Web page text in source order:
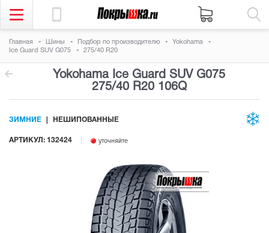
Главная Шины Подбор по производителю
Yokohama
Ice Guard SUV G075
275/40 R20
Yokohama Ice Guard SUV G075
275/40 R20 106Q
АРТИКУЛ: 132424 уточняйте
ЗИМНИЕ НЕШИПОВАННЫЕ